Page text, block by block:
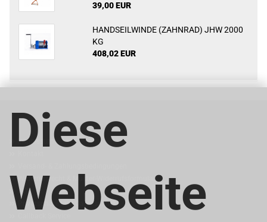
Diese
Webseite
39,00 EUR
HANDSEILWINDE (ZAHNRAD) JHW 2000
KG
408,02 EUR
MEHR ÜBER...
Impressum
Widerrufsrecht & Muster-Widerrufsformular
AGB
Privatsphäre und Datenschutz